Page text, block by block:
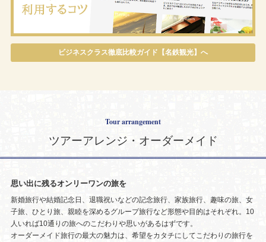
ビジネスクラス徹底比較ガイド【名鉄観光】へ
Tour arrangement
ツアーアレンジ・オーダーメイド
思い出に残るオンリーワンの旅を
新婚旅行や結婚記念日、退職祝いなどの記念旅行、家族旅行、趣味の旅、女
子旅、ひとり旅、親睦を深めるグループ旅行など形態や目的はそれぞれ。10
人いれば10通りの旅へのこだわりや思いがあるはずです。
オーダーメイド旅行の最大の魅力は、希望をカタチにしてこだわりの旅行を